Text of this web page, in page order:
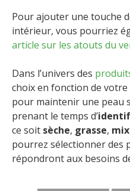
Pour ajouter une touche
intérieur, vous pourriez
article sur les atouts du
Dans l’univers des
choix en fonction de
pour maintenir une peau
prenant le temps d’
ce soit sèche, grasse,
pourrez sélectionner des
répondront aux besoins